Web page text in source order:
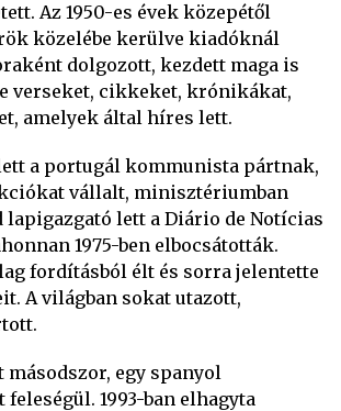
Az 1950-es évek közepétől
közelébe kerülve kiadóknál
dolgozott, kezdett maga is
verseket, cikkeket, krónikákat,
amelyek által híres lett.
a portugál kommunista pártnak,
vállalt, minisztériumban
lapigazgató lett a Diário de Notícias
1975-ben elbocsátották.
fordításból élt és sorra jelentette
A világban sokat utazott,
másodszor, egy spanyol
1993-ban elhagyta